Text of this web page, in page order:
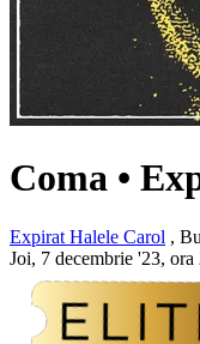
Coma •
Expirat Halele Carol ,
Joi, 7 decembrie '23,